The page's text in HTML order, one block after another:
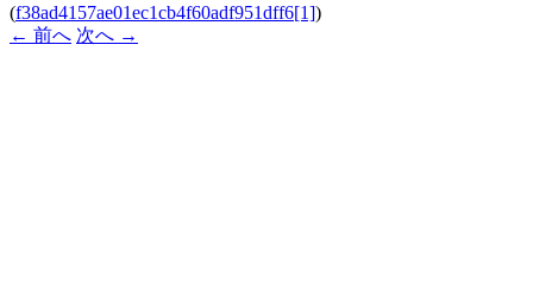
(f38ad4157ae01ec1cb4f60adf951dff6[1])
← 前へ 次へ →